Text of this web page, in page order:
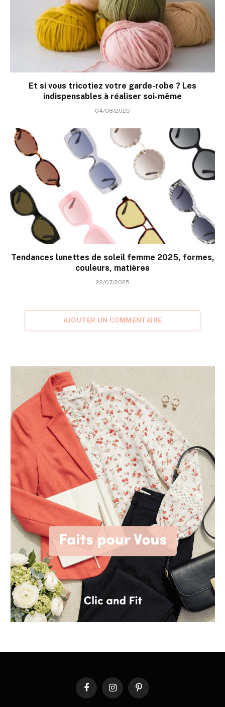
Et si vous tricotiez votre garde-robe ? Les
indispensables à réaliser soi-même
04/08/2025
Tendances lunettes de soleil femme 2025, formes,
couleurs, matières
22/07/2025
AJOUTER UN COMMENTAIRE
FacebookInstagramPinterest